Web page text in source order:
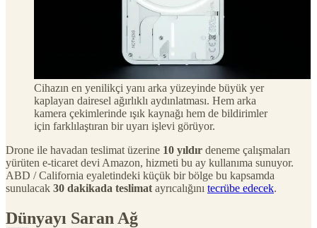
Cihazın en yenilikçi yanı arka yüzeyinde büyük yer
kaplayan dairesel ağırlıklı aydınlatması. Hem arka
kamera çekimlerinde ışık kaynağı hem de bildirimler
için farklılaştıran bir uyarı işlevi görüyor.
Drone ile havadan teslimat üzerine 10 yıldır deneme çalışmaları
yürüten e-ticaret devi Amazon, hizmeti bu ay kullanıma sunuyor.
ABD / California eyaletindeki küçük bir bölge bu kapsamda
sunulacak 30 dakikada teslimat ayrıcalığını tecrübe edecek.
Dünyayı Saran Ağ